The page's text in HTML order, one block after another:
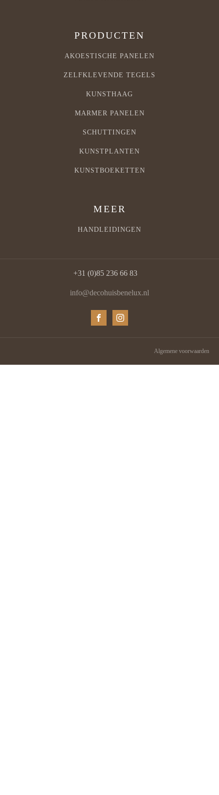
PRODUCTEN
AKOESTISCHE PANELEN
ZELFKLEVENDE TEGELS
KUNSTHAAG
MARMER PANELEN
SCHUTTINGEN
KUNSTPLANTEN
KUNSTBOEKETTEN
MEER
HANDLEIDINGEN
+31 (0)85 236 66 83
info@decohuisbenelux.nl
Algemene voorwaarden